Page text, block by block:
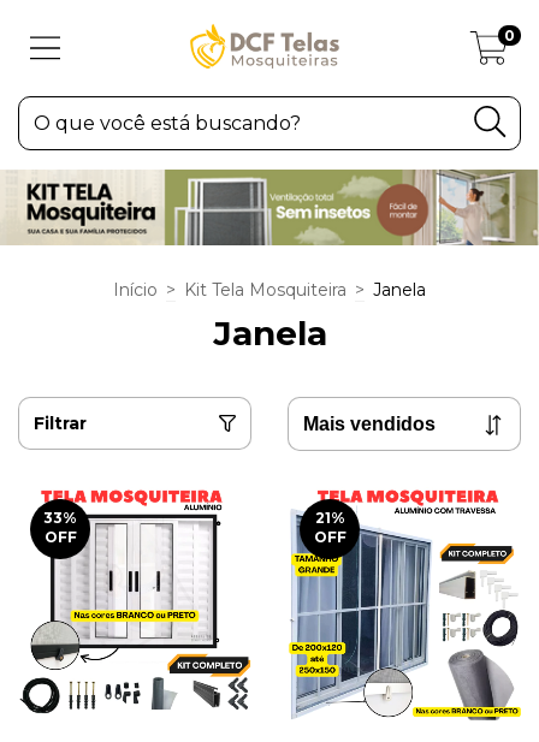
0
Início > Kit Tela Mosquiteira > Janela
Janela
Filtrar
33%
OFF
21%
OFF